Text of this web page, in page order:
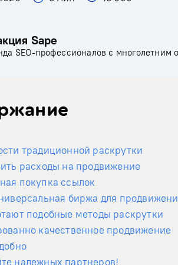
Sape
SEO-профессионалов с многолетним
традиционной раскрутки
расходы на продвижение
покупка ссылок
биржа для
подобные методы раскрутки
качественное продвижение
надежных партнеров!